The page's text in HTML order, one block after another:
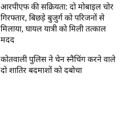
आरपीएफ की सक्रियता: दो मोबाइल चोर
गिरफ्तार, बिछड़े बुजुर्ग को परिजनों से
मिलाया, घायल यात्री को मिली तत्काल
मदद
कोतवाली पुलिस ने चेन स्नैचिंग करने वाले
दो शातिर बदमाशों को दबोचा